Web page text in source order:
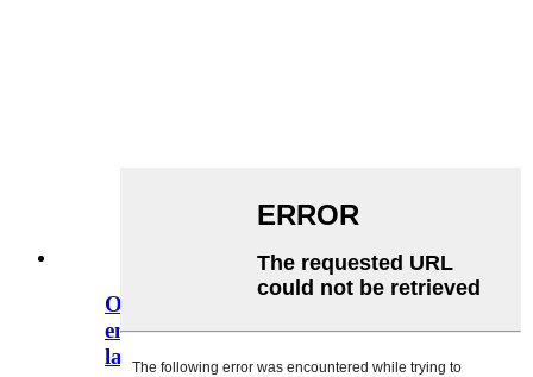
Ovida Wholesale jakèt lapli ki
enpèmeyab ki ka itilize ankò, rad
lapli desen anime EVA pou timoun yo